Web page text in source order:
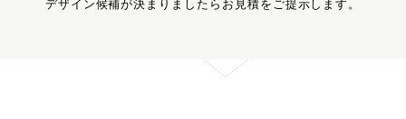
デザイン候補が決まりましたらお見積をご提示します。